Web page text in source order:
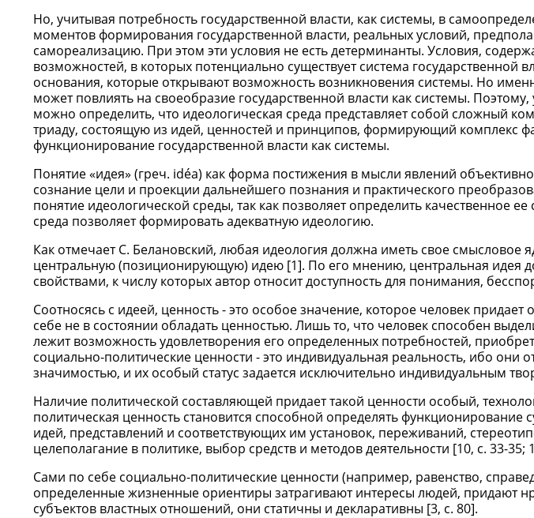
Но, учитывая потребность государственной власти, как системы, в
моментов формирования государственной власти, реальных условий,
самореализацию. При этом эти условия не есть детерминанты. Условия,
возможностей, в которых потенциально существует система государственной
основания, которые открывают возможность возникновения системы. Но
может повлиять на своеобразие государственной власти как системы.
можно определить, что идеологическая среда представляет собой сложный
триаду, состоящую из идей, ценностей и принципов, формирующий комплекс
функционирование государственной власти как системы.
Понятие «идея» (греч. idéa) как форма постижения в мысли явлений
сознание цели и проекции дальнейшего познания и практического
понятие идеологической среды, так как позволяет определить качественное
среда позволяет формировать адекватную идеологию.
Как отмечает С. Белановский, любая идеология должна иметь свое смысловое
центральную (позиционирующую) идею [1]. По его мнению, центральная идея
свойствами, к числу которых автор относит доступность для понимания,
Соотносясь с идеей, ценность - это особое значение, которое человек
себе не в состоянии обладать ценностью. Лишь то, что человек способен
лежит возможность удовлетворения его определенных потребностей,
социально-политические ценности - это индивидуальная реальность, ибо они
значимостью, и их особый статус задается исключительно индивидуальным
Наличие политической составляющей придает такой ценности особый,
политическая ценность становится способной определять функционирование
идей, представлений и соответствующих им установок, переживаний,
целеполагание в политике, выбор средств и методов деятельности [10, c. 33-35;
Сами по себе социально-политические ценности (например, равенство,
определенные жизненные ориентиры затрагивают интересы людей, придают
субъектов властных отношений, они статичны и декларативны [3, c. 80].